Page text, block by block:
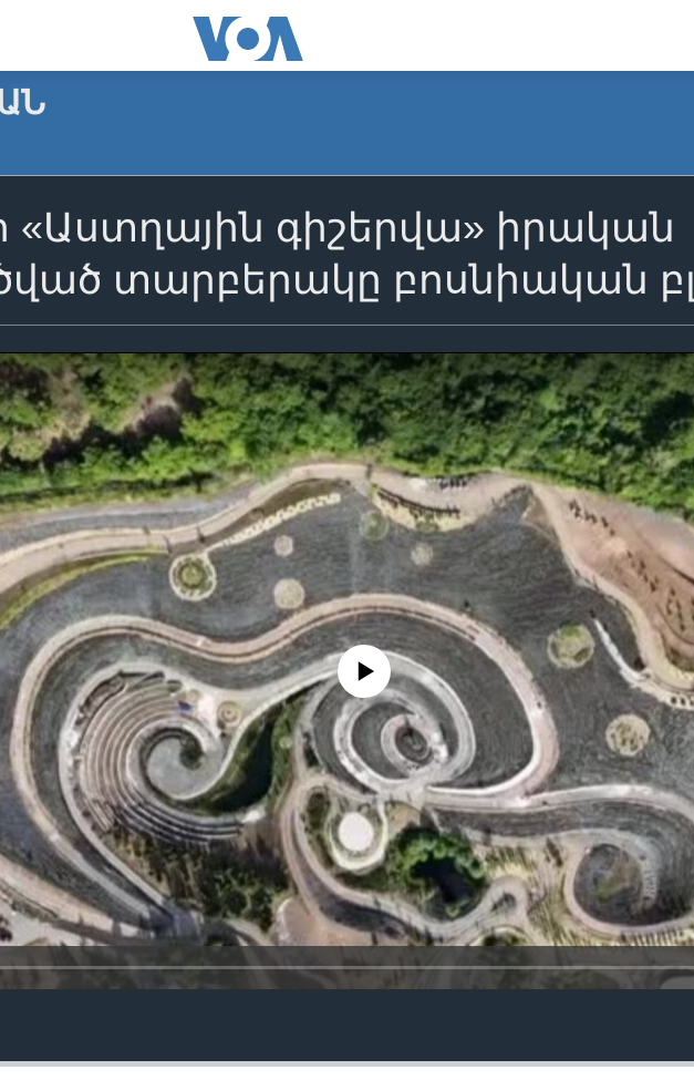
«Աստղային գիշերվա» իրական
տարբերակը բոսնիական
No media source currently available